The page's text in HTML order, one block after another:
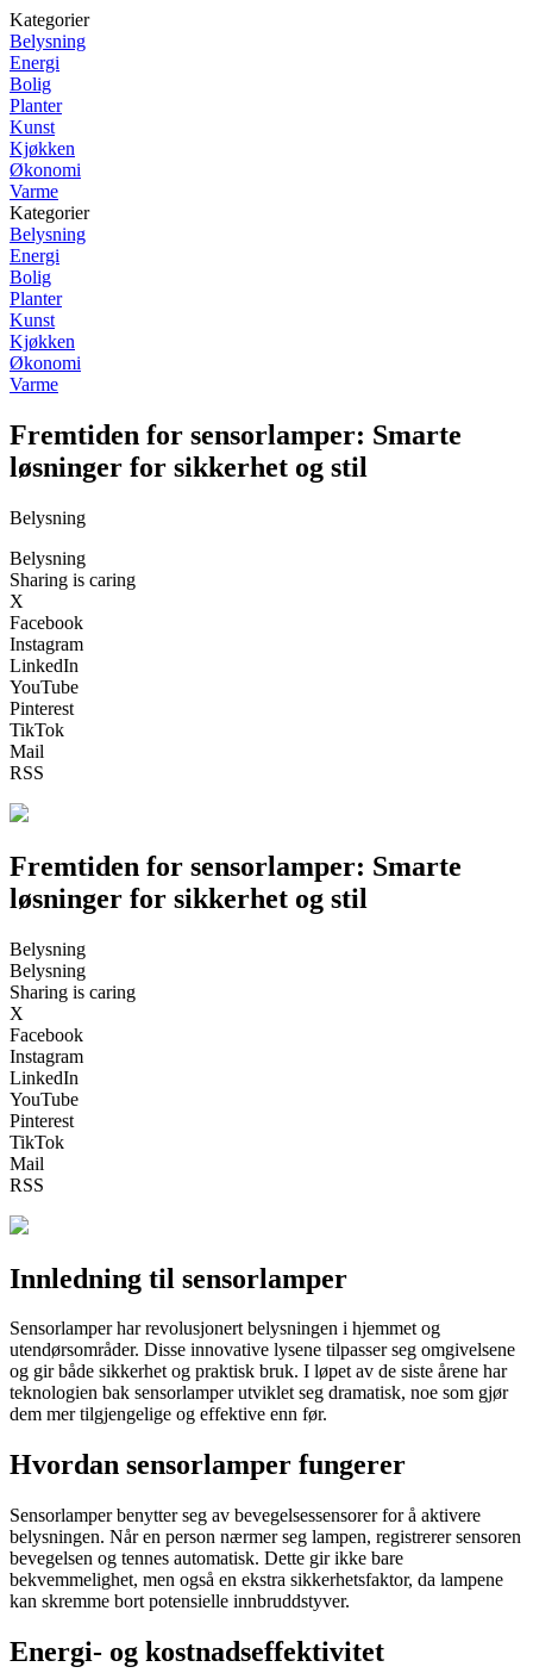
Kategorier
Belysning
Energi
Bolig
Planter
Kunst
Kjøkken
Økonomi
Varme
Kategorier
Belysning
Energi
Bolig
Planter
Kunst
Kjøkken
Økonomi
Varme
Fremtiden for sensorlamper: Smarte
løsninger for sikkerhet og stil
Belysning
Belysning
Sharing is caring
X
Facebook
Instagram
LinkedIn
YouTube
Pinterest
TikTok
Mail
RSS
Fremtiden for sensorlamper: Smarte
løsninger for sikkerhet og stil
Belysning
Belysning
Sharing is caring
X
Facebook
Instagram
LinkedIn
YouTube
Pinterest
TikTok
Mail
RSS
Innledning til sensorlamper
Sensorlamper har revolusjonert belysningen i hjemmet og
utendørsområder. Disse innovative lysene tilpasser seg omgivelsene
og gir både sikkerhet og praktisk bruk. I løpet av de siste årene har
teknologien bak sensorlamper utviklet seg dramatisk, noe som gjør
dem mer tilgjengelige og effektive enn før.
Hvordan sensorlamper fungerer
Sensorlamper benytter seg av bevegelsessensorer for å aktivere
belysningen. Når en person nærmer seg lampen, registrerer sensoren
bevegelsen og tennes automatisk. Dette gir ikke bare
bekvemmelighet, men også en ekstra sikkerhetsfaktor, da lampene
kan skremme bort potensielle innbruddstyver.
Energi- og kostnadseffektivitet